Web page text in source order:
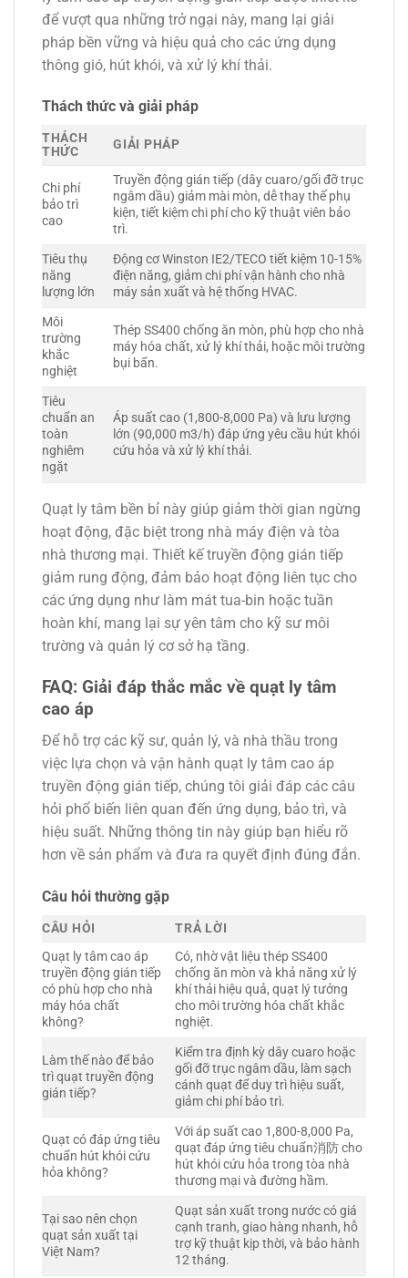
để vượt qua những trở ngại này, mang lại giải
pháp bền vững và hiệu quả cho các ứng dụng
thông gió, hút khói, và xử lý khí thải.
Thách thức và giải pháp
THÁCH
THỨC
GIẢI PHÁP
Chi phí
bảo trì
cao
Truyền động gián tiếp (dây cuaro/gối đỡ trục
ngâm dầu) giảm mài mòn, dễ thay thế phụ
kiện, tiết kiệm chi phí cho kỹ thuật viên bảo
trì.
Tiêu thụ
năng
lượng lớn
Động cơ Winston IE2/TECO tiết kiệm 10-15%
điện năng, giảm chi phí vận hành cho nhà
máy sản xuất và hệ thống HVAC.
Môi
trường
khắc
nghiệt
Thép SS400 chống ăn mòn, phù hợp cho nhà
máy hóa chất, xử lý khí thải, hoặc môi trường
bụi bẩn.
Tiêu
chuẩn an
toàn
nghiêm
ngặt
Áp suất cao (1,800-8,000 Pa) và lưu lượng
lớn (90,000 m3/h) đáp ứng yêu cầu hút khói
cứu hỏa và xử lý khí thải.
Quạt ly tâm bền bỉ này giúp giảm thời gian ngừng
hoạt động, đặc biệt trong nhà máy điện và tòa
nhà thương mại. Thiết kế truyền động gián tiếp
giảm rung động, đảm bảo hoạt động liên tục cho
các ứng dụng như làm mát tua-bin hoặc tuần
hoàn khí, mang lại sự yên tâm cho kỹ sư môi
trường và quản lý cơ sở hạ tầng.
FAQ: Giải đáp thắc mắc về quạt ly tâm
cao áp
Để hỗ trợ các kỹ sư, quản lý, và nhà thầu trong
việc lựa chọn và vận hành quạt ly tâm cao áp
truyền động gián tiếp, chúng tôi giải đáp các câu
hỏi phổ biến liên quan đến ứng dụng, bảo trì, và
hiệu suất. Những thông tin này giúp bạn hiểu rõ
hơn về sản phẩm và đưa ra quyết định đúng đắn.
Câu hỏi thường gặp
CÂU HỎI
TRẢ LỜI
Quạt ly tâm cao áp
truyền động gián tiếp
có phù hợp cho nhà
máy hóa chất
không?
Có, nhờ vật liệu thép SS400
chống ăn mòn và khả năng xử lý
khí thải hiệu quả, quạt lý tưởng
cho môi trường hóa chất khắc
nghiệt.
Làm thế nào để bảo
trì quạt truyền động
gián tiếp?
Kiểm tra định kỳ dây cuaro hoặc
gối đỡ trục ngâm dầu, làm sạch
cánh quạt để duy trì hiệu suất,
giảm chi phí bảo trì.
Quạt có đáp ứng tiêu
chuẩn hút khói cứu
hỏa không?
Với áp suất cao 1,800-8,000 Pa,
quạt đáp ứng tiêu chuẩn消防 cho
hút khói cứu hỏa trong tòa nhà
thương mại và đường hầm.
Tại sao nên chọn
quạt sản xuất tại
Việt Nam?
Quạt sản xuất trong nước có giá
cạnh tranh, giao hàng nhanh, hỗ
trợ kỹ thuật kịp thời, và bảo hành
12 tháng.